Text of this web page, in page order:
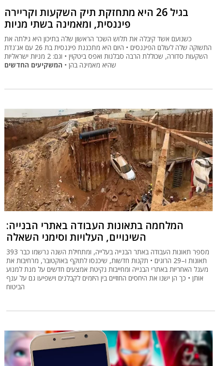
בגיל 26 היא מתחזקת תיק השקעות וקריירה
פיננסית, ומאמינה בשתי מניות
כשנועם אשד קיבלה את תלוש השכר הראשון שלה בתיכון היא גילתה את
התשוקה שלה לעולם הפיננסים • היום היא מתכננת פיננסית בת 26 עם אג'נדת
השקעות סדורה, שכוללת הרבה סבלנות ואפס ביטקוין • וגם: 2 מניות ישראליות
שהיא מאמינה בהן • המשקיעים החדשים
המלחמה בתאונות העבודה באתרי הבנייה:
השינויים, העלויות וסימני השאלה
מספר תאונות העבודה באתר הבנייה בעלייה, ומתחילת השנה נרשמו כבר 393
תאונות ו–29 הרוגים • תקנות חדשות, שיכנסו לתוקף באוקטובר, מרחיבות את
מעגל האחריות באתרי הבנייה ומחייבות נקיטת אמצעים חדשים על מנת למנוע
אותן • כך הן ישנו את היחסים החוזיים בין היזמים לקבלנים וישפיעו גם על ענף
הביטוח